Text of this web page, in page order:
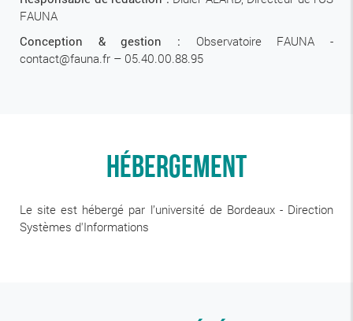
FAUNA
Conception & gestion : Observatoire FAUNA -
contact@fauna.fr – 05.40.00.88.95
Hébergement
Le site est hébergé par l’université de Bordeaux - Direction
Systèmes d'Informations